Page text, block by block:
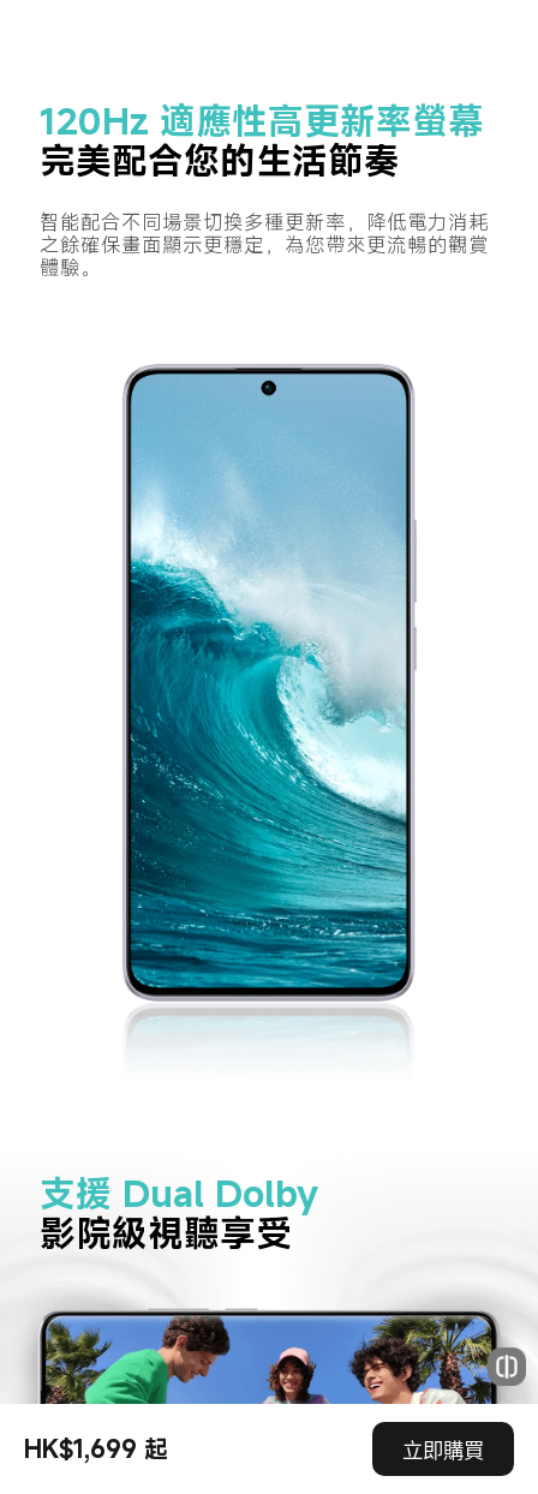
HK$1,699 起 立即購買
120Hz 適應性高更新率螢幕
完美配合您的生活節奏
智能配合不同場景切換多種更新率，降低電力消耗
之餘確保畫面顯示更穩定，為您帶來更流暢的觀賞
體驗。
支援 Dual Dolby
影院級視聽享受